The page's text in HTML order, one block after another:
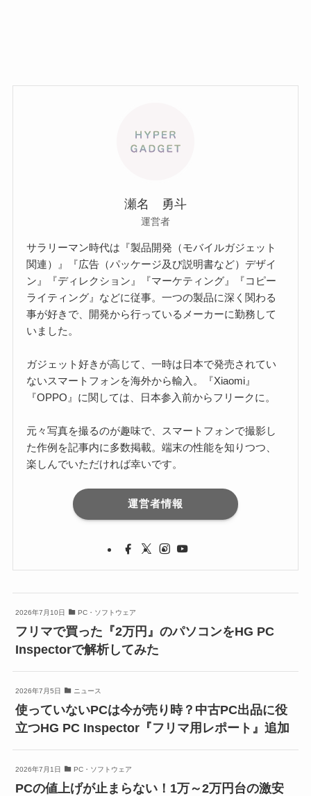
瀬名 勇斗
運営者
サラリーマン時代は『製品開発（モバイルガジェット
関連）』『広告（パッケージ及び説明書など）デザイ
ン』『ディレクション』『マーケティング』『コピー
ライティング』などに従事。一つの製品に深く関わる
事が好きで、開発から行っているメーカーに勤務して
いました。
ガジェット好きが高じて、一時は日本で発売されてい
ないスマートフォンを海外から輸入。『Xiaomi』
『OPPO』に関しては、日本参入前からフリークに。
元々写真を撮るのが趣味で、スマートフォンで撮影し
た作例を記事内に多数掲載。端末の性能を知りつつ、
楽しんでいただければ幸いです。
運営者情報
2026年7月10日 PC・ソフトウェア
フリマで買った『2万円』のパソコンをHG PC
Inspectorで解析してみた
2026年7月5日 ニュース
使っていないPCは今が売り時？中古PC出品に役
立つHG PC Inspector『フリマ用レポート』追加
2026年7月1日 PC・ソフトウェア
PCの値上げが止まらない！1万～2万円台の激安